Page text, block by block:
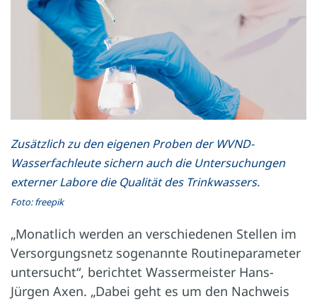
Zusätzlich zu den eigenen Proben der WVND-
Wasserfachleute sichern auch die Untersuchungen
externer Labore die Qualität des Trinkwassers.
Foto: freepik
„Monatlich werden an verschiedenen Stellen im
Versorgungsnetz sogenannte Routineparameter
untersucht“, berichtet Wassermeister Hans-
Jürgen Axen. „Dabei geht es um den Nachweis